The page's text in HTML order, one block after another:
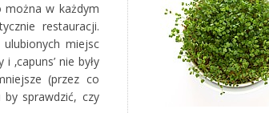
można w każdym
restauracji.
miejsc
‚capuns’ nie były
(przez co
sprawdzić, czy